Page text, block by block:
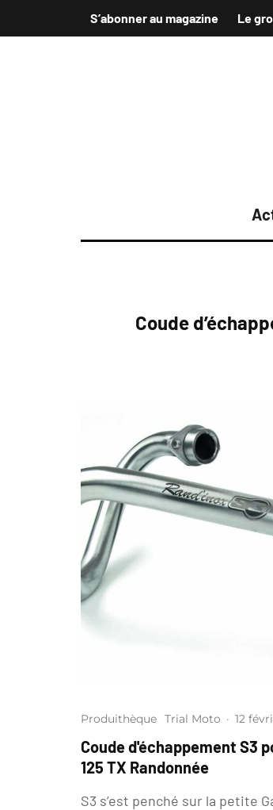
S’abonner au magazine Le
Coude
Produithèque Trial Moto · 12
Coude d'échappement S3
125 TX Randonnée
S3 s’est penché sur la petite